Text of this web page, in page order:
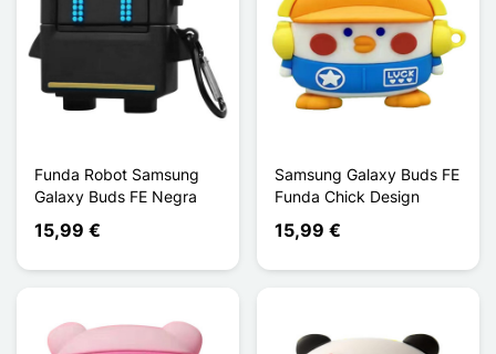
Funda Robot Samsung
Galaxy Buds FE Negra
15,99 €
Samsung Galaxy Buds FE
Funda Chick Design
15,99 €